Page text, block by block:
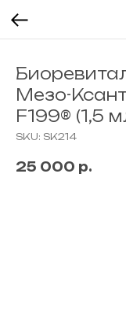
Мезо-
F199® (1,5
SKU: SK214
25 000 р.